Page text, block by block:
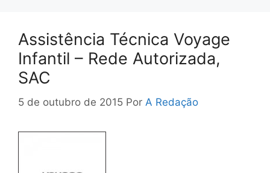
Assistência Técnica Voyage
Infantil – Rede Autorizada,
SAC
5 de outubro de 2015 Por A Redação